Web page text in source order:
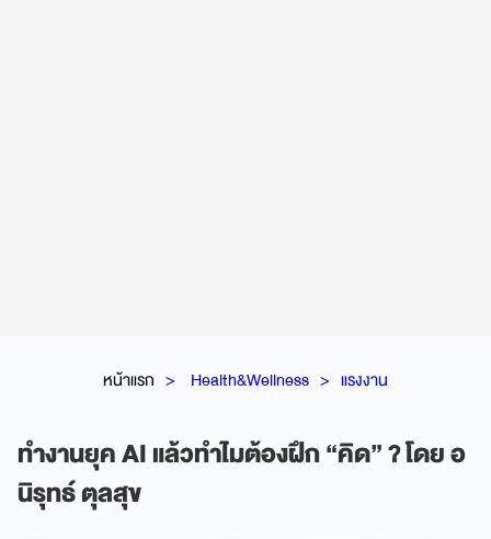
หน้าแรก Health&Wellness แรงงาน
ทำงานยุค AI แล้วทำไมต้องฝึก “คิด” ? โดย อ
นิรุทธ์ ตุลสุข